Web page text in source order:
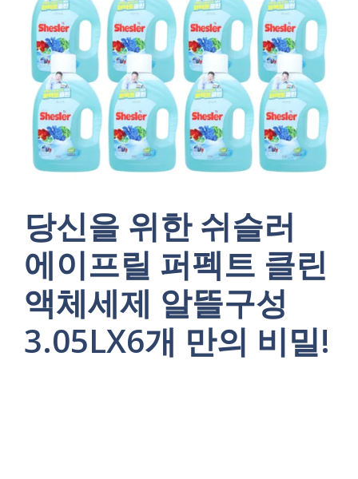
당신을 위한 쉬슬러
에이프릴 퍼펙트 클린
액체세제 알뜰구성
3.05LX6개 만의 비밀!